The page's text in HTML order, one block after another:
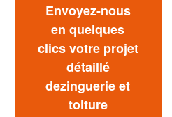
Envoyez-nous
en quelques
clics votre projet
détaillé
dezinguerie et
toiture